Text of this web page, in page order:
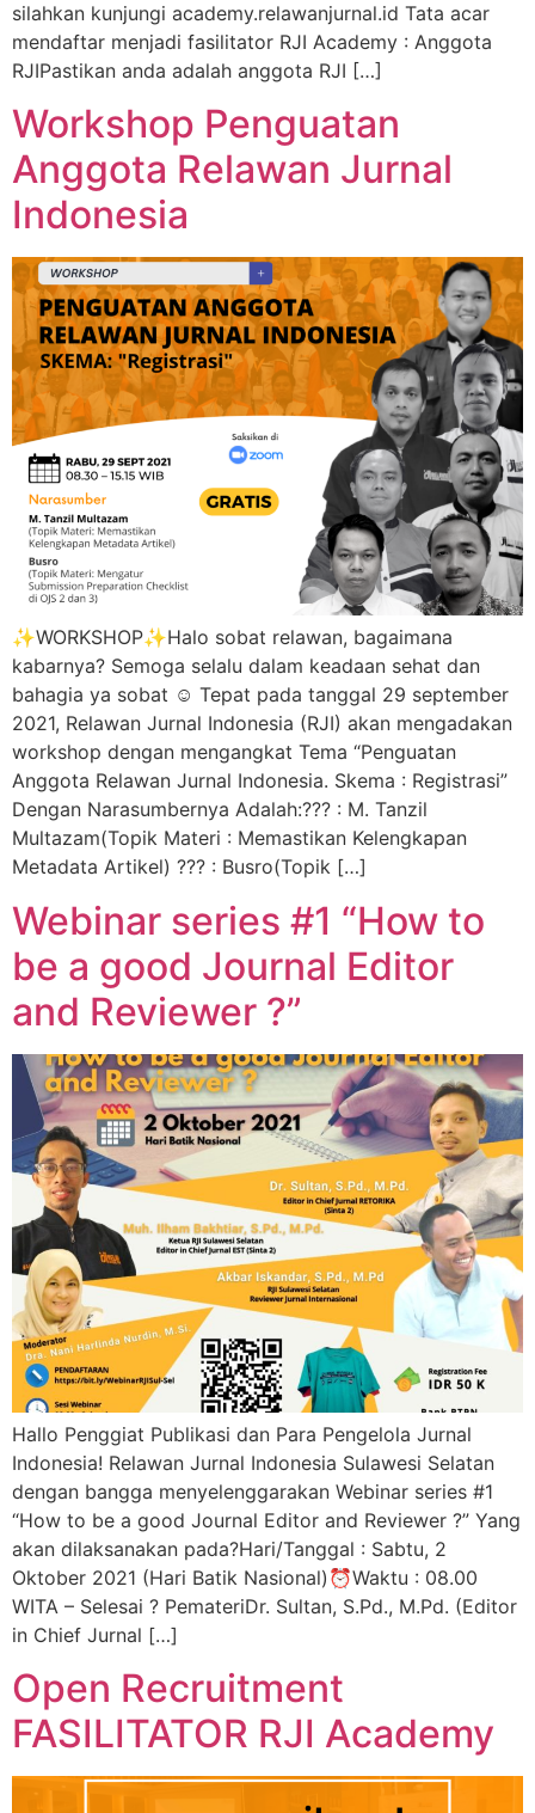
silahkan kunjungi academy.relawanjurnal.id Tata acar
mendaftar menjadi fasilitator RJI Academy : Anggota
RJIPastikan anda adalah anggota RJI […]
Workshop Penguatan
Anggota Relawan Jurnal
Indonesia
✨WORKSHOP✨Halo sobat relawan, bagaimana
kabarnya? Semoga selalu dalam keadaan sehat dan
bahagia ya sobat ☺️ Tepat pada tanggal 29 september
2021, Relawan Jurnal Indonesia (RJI) akan mengadakan
workshop dengan mengangkat Tema “Penguatan
Anggota Relawan Jurnal Indonesia. Skema : Registrasi”
Dengan Narasumbernya Adalah:??‍? : M. Tanzil
Multazam(Topik Materi : Memastikan Kelengkapan
Metadata Artikel) ??‍? : Busro(Topik […]
Webinar series #1 “How to
be a good Journal Editor
and Reviewer ?”
Hallo Penggiat Publikasi dan Para Pengelola Jurnal
Indonesia! Relawan Jurnal Indonesia Sulawesi Selatan
dengan bangga menyelenggarakan Webinar series #1
“How to be a good Journal Editor and Reviewer ?” Yang
akan dilaksanakan pada?️Hari/Tanggal : Sabtu, 2
Oktober 2021 (Hari Batik Nasional)⏰Waktu : 08.00
WITA – Selesai ? PemateriDr. Sultan, S.Pd., M.Pd. (Editor
in Chief Jurnal […]
Open Recruitment
FASILITATOR RJI Academy